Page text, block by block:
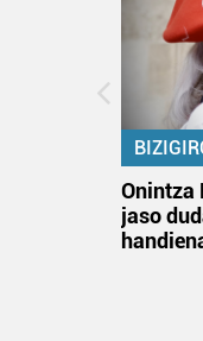
Onintza
jaso